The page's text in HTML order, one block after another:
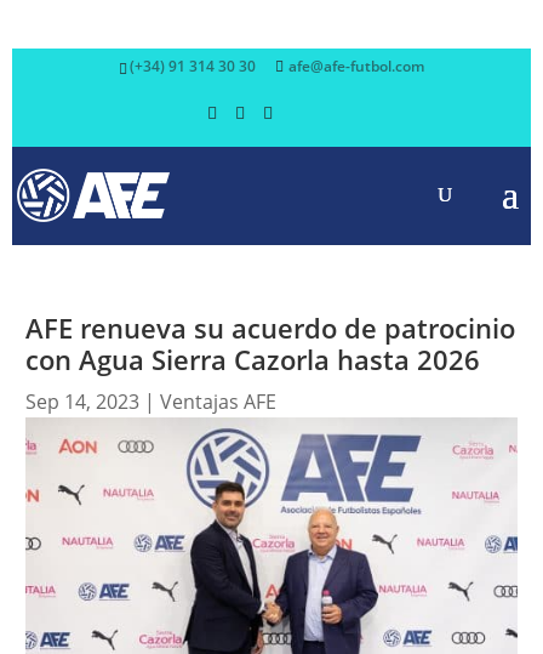
(+34) 91 314 30 30 afe@afe-futbol.com
AFE renueva su acuerdo de patrocinio
con Agua Sierra Cazorla hasta 2026
Sep 14, 2023| Ventajas AFE